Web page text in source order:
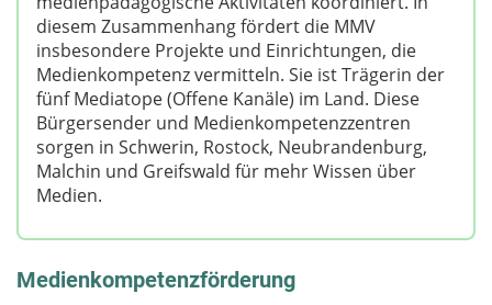
diesem Zusammenhang fördert die MMV
insbesondere Projekte und Einrichtungen, die
Medienkompetenz vermitteln. Sie ist Trägerin der
fünf Mediatope (Offene Kanäle) im Land. Diese
Bürgersender und Medienkompetenzzentren
sorgen in Schwerin, Rostock, Neubrandenburg,
Malchin und Greifswald für mehr Wissen über
Medien.
Medienkompetenzförderung